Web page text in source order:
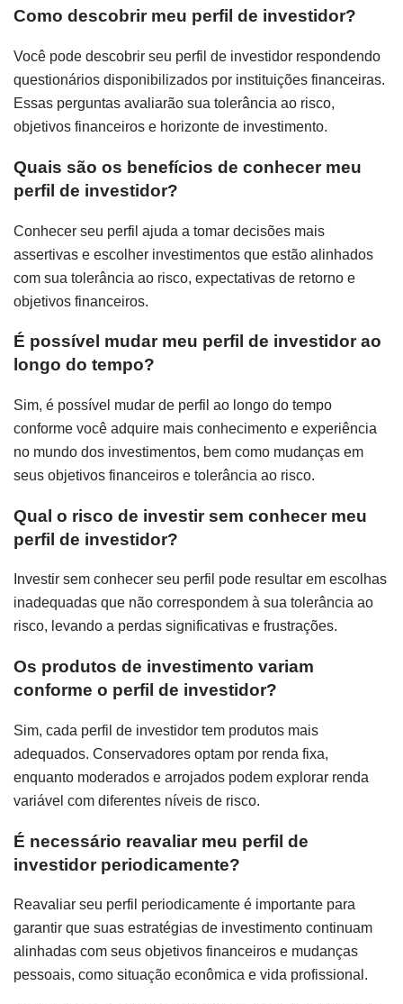
Como descobrir meu perfil de investidor?
Você pode descobrir seu perfil de investidor respondendo
questionários disponibilizados por instituições financeiras.
Essas perguntas avaliarão sua tolerância ao risco,
objetivos financeiros e horizonte de investimento.
Quais são os benefícios de conhecer meu
perfil de investidor?
Conhecer seu perfil ajuda a tomar decisões mais
assertivas e escolher investimentos que estão alinhados
com sua tolerância ao risco, expectativas de retorno e
objetivos financeiros.
É possível mudar meu perfil de investidor ao
longo do tempo?
Sim, é possível mudar de perfil ao longo do tempo
conforme você adquire mais conhecimento e experiência
no mundo dos investimentos, bem como mudanças em
seus objetivos financeiros e tolerância ao risco.
Qual o risco de investir sem conhecer meu
perfil de investidor?
Investir sem conhecer seu perfil pode resultar em escolhas
inadequadas que não correspondem à sua tolerância ao
risco, levando a perdas significativas e frustrações.
Os produtos de investimento variam
conforme o perfil de investidor?
Sim, cada perfil de investidor tem produtos mais
adequados. Conservadores optam por renda fixa,
enquanto moderados e arrojados podem explorar renda
variável com diferentes níveis de risco.
É necessário reavaliar meu perfil de
investidor periodicamente?
Reavaliar seu perfil periodicamente é importante para
garantir que suas estratégias de investimento continuam
alinhadas com seus objetivos financeiros e mudanças
pessoais, como situação econômica e vida profissional.